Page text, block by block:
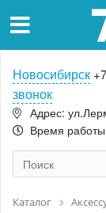
Новосибирск
звонок
Адрес:
Время
Каталог